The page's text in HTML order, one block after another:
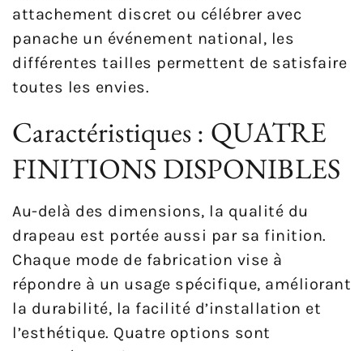
attachement discret ou célébrer avec
panache un événement national, les
différentes tailles permettent de satisfaire
toutes les envies.
Caractéristiques : QUATRE
FINITIONS DISPONIBLES
Au-delà des dimensions, la qualité du
drapeau est portée aussi par sa finition.
Chaque mode de fabrication vise à
répondre à un usage spécifique, améliorant
la durabilité, la facilité d’installation et
l’esthétique. Quatre options sont